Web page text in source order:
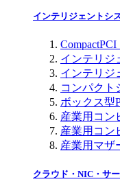
インテリジェントシ
インテリジ
インテリジ
コンパクト
ボックス型
産業用コン
産業用コン
産業用マザ
クラウド・NIC・サ